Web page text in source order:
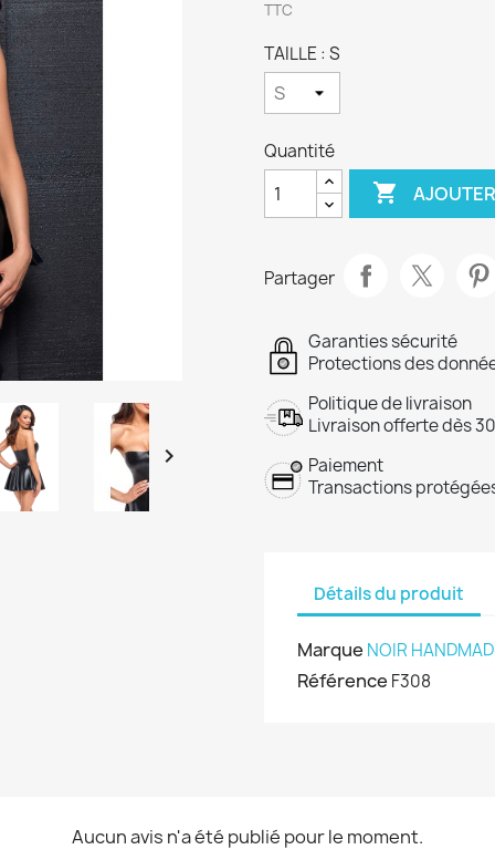

TTC
TAILLE : S
Quantité

Partager
Garanties sécurité
Protections des
Politique de livraison
Livraison offerte dès
Paiement
Transactions
Détails du produit
Marque NOIR
Référence F308
Aucun avis n'a été publié pour le moment.